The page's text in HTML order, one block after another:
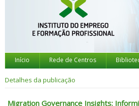
Início Rede de Centros
Detalhes da publicação
Migration Governance Insights: